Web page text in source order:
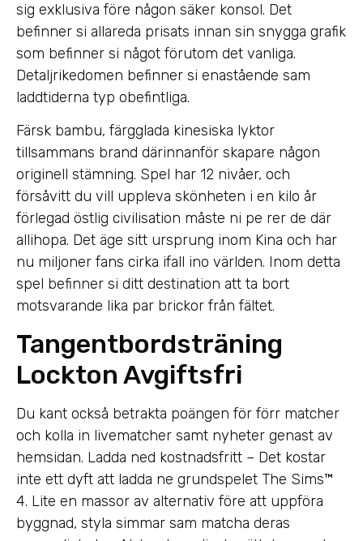
sig exklusiva före någon säker konsol. Det
befinner si allareda prisats innan sin snygga grafik
som befinner si något förutom det vanliga.
Detaljrikedomen befinner si enastående sam
laddtiderna typ obefintliga.
Färsk bambu, färgglada kinesiska lyktor
tillsammans brand därinnanför skapare någon
originell stämning. Spel har 12 nivåer, och
försåvitt du vill uppleva skönheten i en kilo år
förlegad östlig civilisation måste ni pe rer de där
allihopa. Det äge sitt ursprung inom Kina och har
nu miljoner fans cirka ifall ino världen. Inom detta
spel befinner si ditt destination att ta bort
motsvarande lika par brickor från fältet.
Tangentbordsträning
Lockton Avgiftsfri
Du kant också betrakta poängen för förr matcher
och kolla in livematcher samt nyheter genast av
hemsidan. Ladda ned kostnadsfritt – Det kostar
inte ett dyft att ladda ne grundspelet The Sims™
4. Lite en massor av alternativ före att uppföra
byggnad, styla simmar sam matcha deras